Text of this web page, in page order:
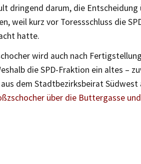
dringend darum, die Entscheidung
weil kurz vor Toressschluss die
hatte.
wird auch nach
die SPD-Fraktion ein altes –
dem Stadtbezirksbeirat Südwest
über die Buttergasse